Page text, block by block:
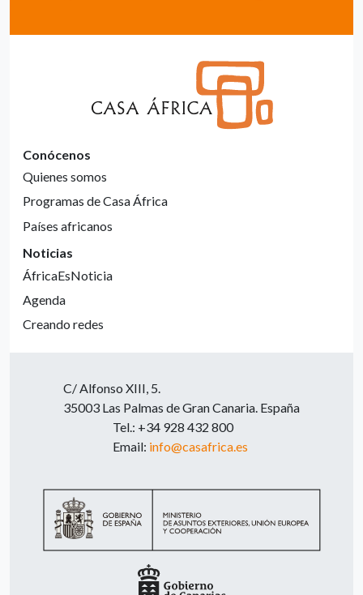
Conócenos
Quienes somos
Programas de Casa África
Países africanos
Noticias
ÁfricaEsNoticia
Agenda
Creando redes
C/ Alfonso XIII, 5.
35003 Las Palmas de Gran Canaria. España
Tel.: +34 928 432 800
Email: info@casafrica.es